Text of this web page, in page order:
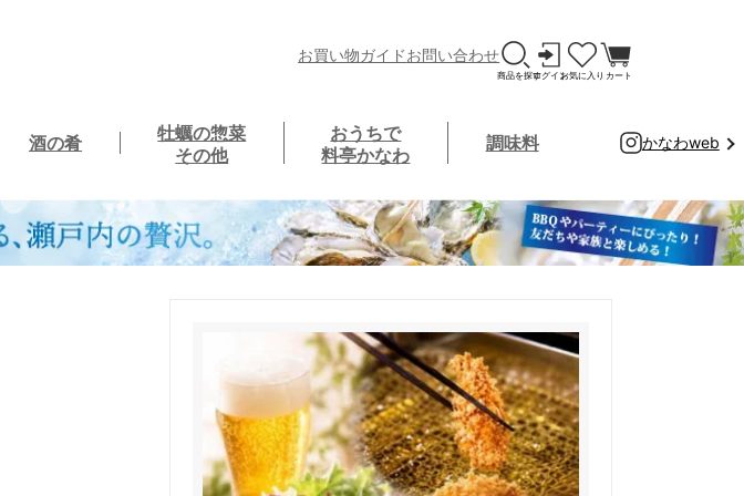
お買い物ガイドお問い合わせ
酒の肴 牡蠣の惣菜
その他
おうちで
料亭かなわ 調味料 かなわweb